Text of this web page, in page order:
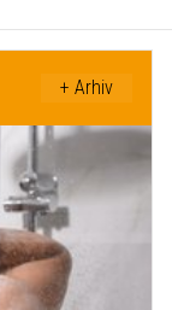
+ Arhiv